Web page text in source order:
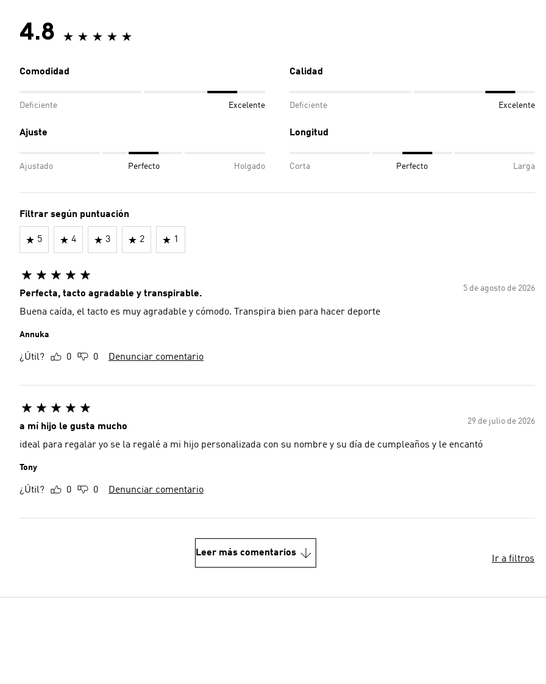
4.8
Comodidad
Deficiente Excelente
Calidad
Deficiente Excelente
Ajuste
Ajustado Perfecto Holgado
Longitud
Corta Perfecto Larga
Filtrar según puntuación
5 4 3 2 1
5 de agosto de 2026
Perfecta, tacto agradable y transpirable.
Buena caída, el tacto es muy agradable y cómodo. Transpira bien para hacer deporte
Annuka
¿Útil? 0 0 Denunciar comentario
29 de julio de 2026
a mí hijo le gusta mucho
ideal para regalar yo se la regalé a mi hijo personalizada con su nombre y su día de cumpleaños y le encantó
Tony
¿Útil? 0 0 Denunciar comentario
Leer más comentarios
Ir a filtros